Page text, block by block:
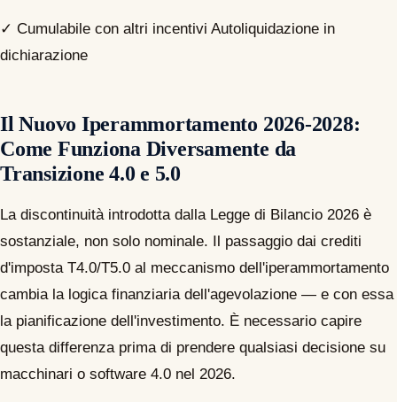
✓ Cumulabile con altri incentivi Autoliquidazione in
dichiarazione
Il Nuovo Iperammortamento 2026-2028:
Come Funziona Diversamente da
Transizione 4.0 e 5.0
La discontinuità introdotta dalla Legge di Bilancio 2026 è
sostanziale, non solo nominale. Il passaggio dai crediti
d'imposta T4.0/T5.0 al meccanismo dell'iperammortamento
cambia la logica finanziaria dell'agevolazione — e con essa
la pianificazione dell'investimento. È necessario capire
questa differenza prima di prendere qualsiasi decisione su
macchinari o software 4.0 nel 2026.